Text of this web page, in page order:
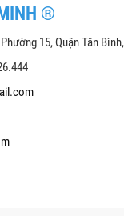
®
15, Quận Tân